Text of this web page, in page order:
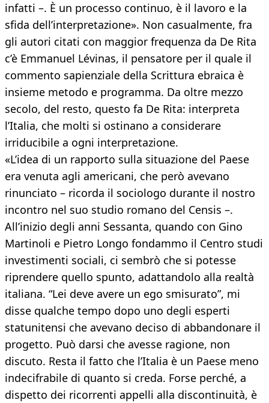
infatti –. È un processo continuo, è il lavoro e la
sfida dell’interpretazione». Non casualmente, fra
gli autori citati con maggior frequenza da De Rita
c’è Emmanuel Lévinas, il pensatore per il quale il
commento sapienziale della Scrittura ebraica è
insieme metodo e programma. Da oltre mezzo
secolo, del resto, questo fa De Rita: interpreta
l’Italia, che molti si ostinano a considerare
irriducibile a ogni interpretazione.
«L’idea di un rapporto sulla situazione del Paese
era venuta agli americani, che però avevano
rinunciato – ricorda il sociologo durante il nostro
incontro nel suo studio romano del Censis –.
All’inizio degli anni Sessanta, quando con Gino
Martinoli e Pietro Longo fondammo il Centro studi
investimenti sociali, ci sembrò che si potesse
riprendere quello spunto, adattandolo alla realtà
italiana. “Lei deve avere un ego smisurato”, mi
disse qualche tempo dopo uno degli esperti
statunitensi che avevano deciso di abbandonare il
progetto. Può darsi che avesse ragione, non
discuto. Resta il fatto che l’Italia è un Paese meno
indecifrabile di quanto si creda. Forse perché, a
dispetto dei ricorrenti appelli alla discontinuità, è